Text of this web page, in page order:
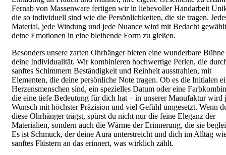
Fernab von Massenware fertigen wir in liebevoller Handarbeit
die so individuell sind wie die Persönlichkeiten, die sie tragen.
Material, jede Windung und jede Nuance wird mit Bedacht
deine Emotionen in eine bleibende Form zu gießen.
Besonders unsere zarten Ohrhänger bieten eine wunderbare
deine Individualität. Wir kombinieren hochwertige Perlen, die
sanftes Schimmern Beständigkeit und Reinheit ausstrahlen, mit
Elementen, die deine persönliche Note tragen. Ob es die Initialen
Herzensmenschen sind, ein spezielles Datum oder eine
die eine tiefe Bedeutung für dich hat – in unserer Manufaktur wird
Wunsch mit höchster Präzision und viel Gefühl umgesetzt. Wenn
diese Ohrhänger trägst, spürst du nicht nur die feine Eleganz der
Materialien, sondern auch die Wärme der Erinnerung, die sie
Es ist Schmuck, der deine Aura unterstreicht und dich im Alltag
sanftes Flüstern an das erinnert, was wirklich zählt.